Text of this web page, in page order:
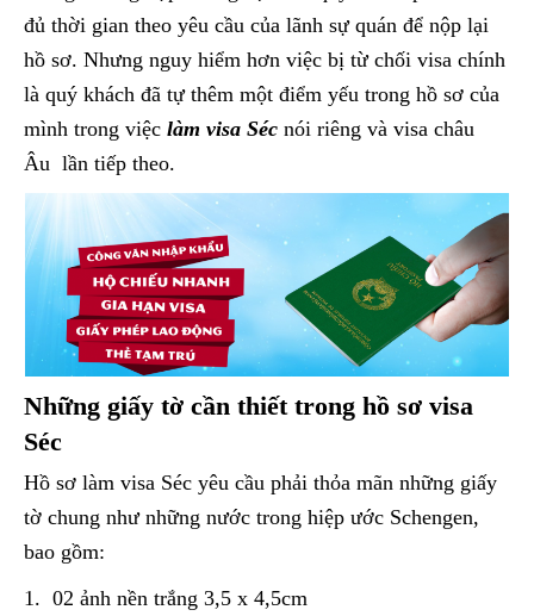
đủ thời gian theo yêu cầu của lãnh sự quán để nộp lại
hồ sơ. Nhưng nguy hiểm hơn việc bị từ chối visa chính
là quý khách đã tự thêm một điểm yếu trong hồ sơ của
mình trong việc làm visa Séc nói riêng và visa châu
Âu lần tiếp theo.
Những giấy tờ cần thiết trong hồ sơ visa
Séc
Hồ sơ làm visa Séc yêu cầu phải thỏa mãn những giấy
tờ chung như những nước trong hiệp ước Schengen,
bao gồm:
1. 02 ảnh nền trắng 3,5 x 4,5cm